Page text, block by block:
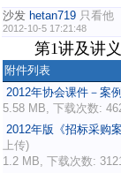
沙发 hetan719 只看他
2012-10-5 17:21:48
第1讲及讲义
附件列表
2012年协会课件－案
5.58 MB, 下载次数:
2012年版《招标采购
上传)
1.2 MB, 下载次数: